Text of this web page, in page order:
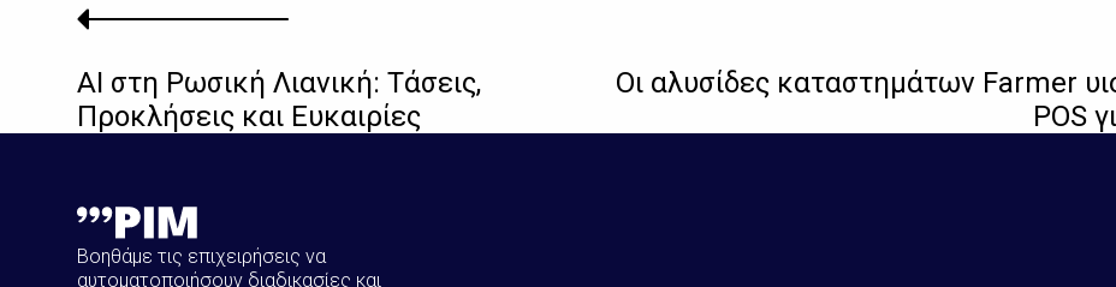
Οι αλυσίδες καταστημάτων Farmer
POS
AI στη Ρωσική Λιανική: Τάσεις,
Προκλήσεις και Ευκαιρίες
Βοηθάμε τις επιχειρήσεις να
αυτοματοποιήσουν διαδικασίες και